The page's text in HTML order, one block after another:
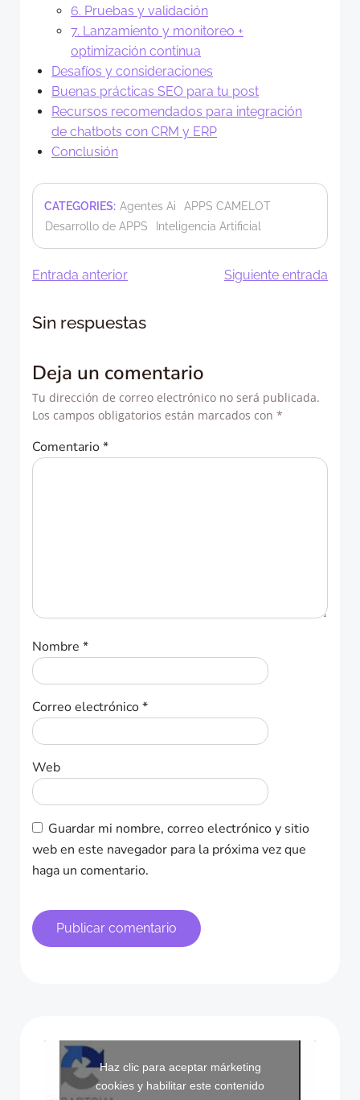
6. Pruebas y validación
7. Lanzamiento y monitoreo +
optimización continua
Desafíos y consideraciones
Buenas prácticas SEO para tu post
Recursos recomendados para integración
de chatbots con CRM y ERP
Conclusión
CATEGORIES: Agentes Ai
APPS CAMELOT
Desarrollo de APPS
Inteligencia Artificial
Navegación
de
entradas
Entrada anterior
entradas
Siguiente entrada
Sin respuestas
Deja un comentario
Tu dirección de correo electrónico no será publicada.
Los campos obligatorios están marcados con *
Comentario*
Nombre *
Correo electrónico*
Web
Guardar mi nombre, correo electrónico y sitio
web en este navegador para la próxima vez que
haga un comentario.
Haz clic para aceptar márketing
cookies y habilitar este contenido